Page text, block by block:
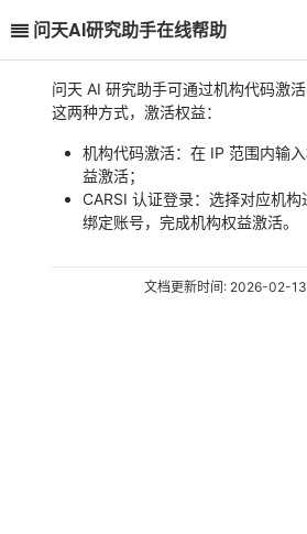
问天AI研究助手在线帮助
问天 AI 研究助手可通过机构代码激
这两种方式，激活权益：
机构代码激活：在 IP 范围内输
益激活；
CARSI 认证登录：选择对应机构
绑定账号，完成机构权益激活。
文档更新时间: 2026-02-